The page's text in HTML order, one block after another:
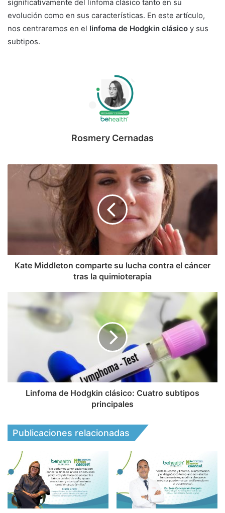
significativamente del linfoma clásico tanto en su
evolución como en sus características. En este artículo,
nos centraremos en el linfoma de Hodgkin clásico y sus
subtipos.
Rosmery Cernadas
Kate Middleton comparte su lucha contra el cáncer
tras la quimioterapia
Linfoma de Hodgkin clásico: Cuatro subtipos
principales
Publicaciones relacionadas